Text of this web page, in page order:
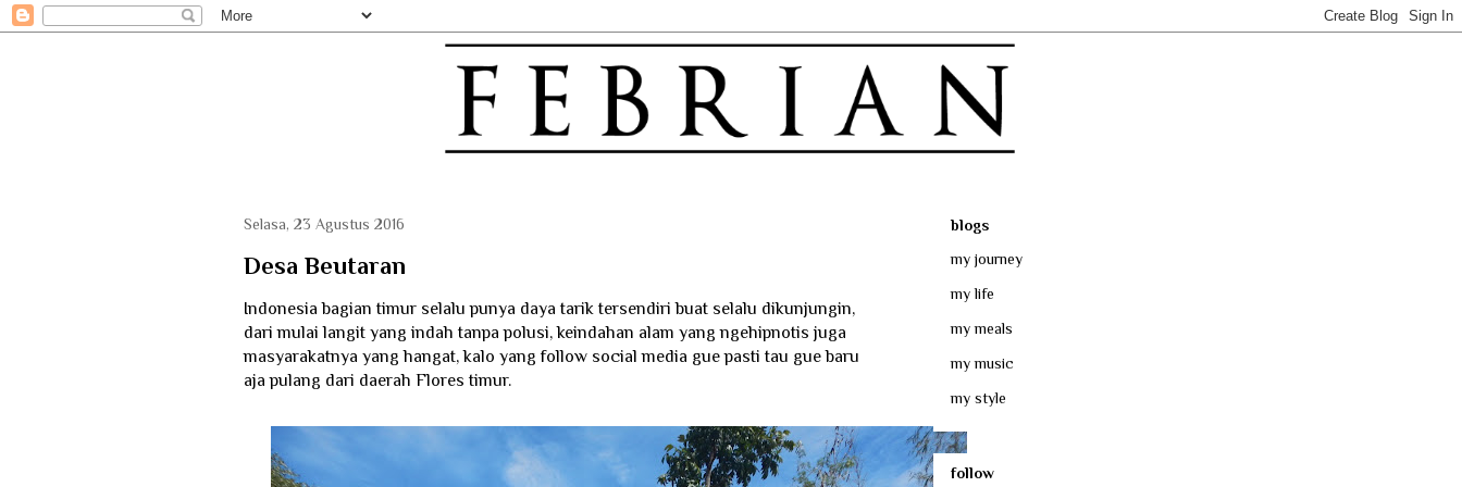
Selasa, 23 Agustus 2016
Desa Beutaran
Indonesia bagian timur selalu punya daya tarik tersendiri buat selalu dikunjungin,
dari mulai langit yang indah tanpa polusi, keindahan alam yang ngehipnotis juga
masyarakatnya yang hangat, kalo yang follow social media gue pasti tau gue baru
aja pulang dari daerah Flores timur.
blogs
my journey
my life
my meals
my music
my style
follow